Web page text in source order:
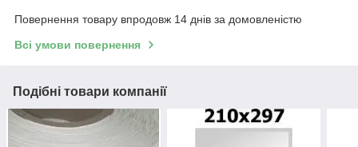
Повернення товару впродовж 14 днів за домовленістю
Всі умови повернення
Подібні товари компанії